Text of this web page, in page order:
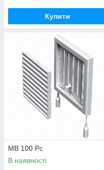
Купити
МВ 100 Рс
В наявності